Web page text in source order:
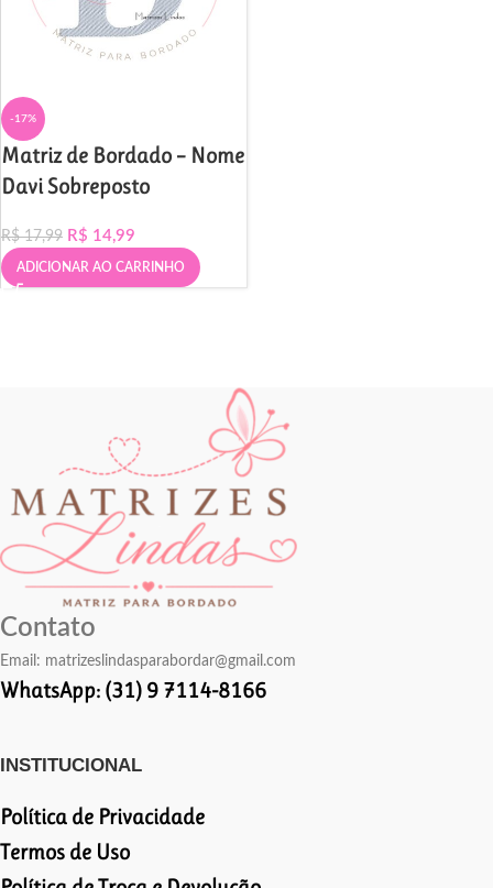
-17%
Matriz de Bordado – Nome
Davi Sobreposto
R$17,99 R$ 14,99
ADICIONAR AO CARRINHO
Contato
Email: matrizeslindasparabordar@gmail.com
WhatsApp: (31) 9 7114-8166
INSTITUCIONAL
Política de Privacidade
Termos de Uso